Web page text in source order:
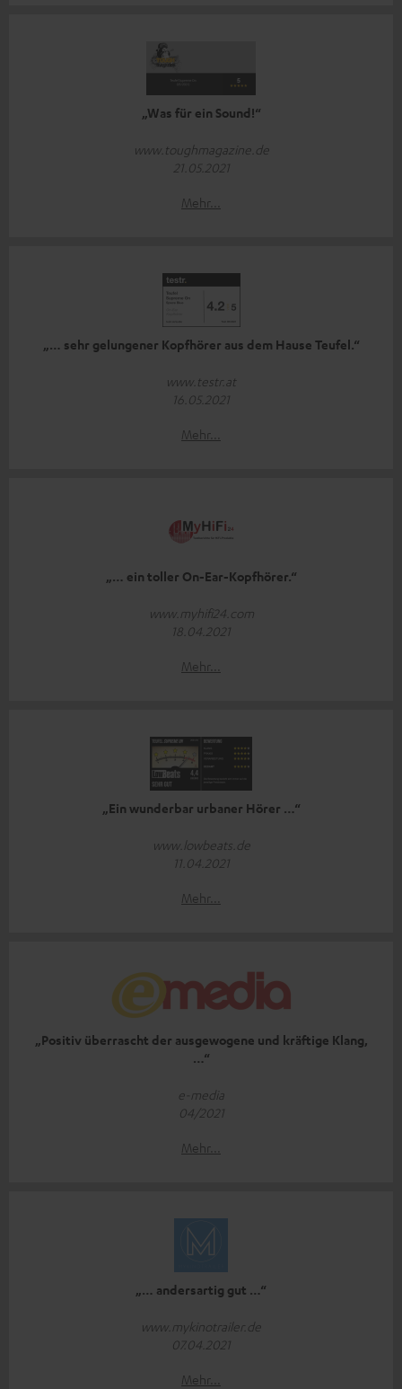
„Was für ein Sound!“
www.toughmagazine.de
21.05.2021
Mehr...
„… sehr gelungener Kopfhörer aus dem Hause Teufel.“
www.testr.at
16.05.2021
Mehr...
„… ein toller On-Ear-Kopfhörer.“
www.myhifi24.com
18.04.2021
Mehr...
„Ein wunderbar urbaner Hörer …“
www.lowbeats.de
11.04.2021
Mehr...
„Positiv überrascht der ausgewogene und kräftige Klang,
…“
e-media
04/2021
Mehr...
„… andersartig gut …“
www.mykinotrailer.de
07.04.2021
Mehr...